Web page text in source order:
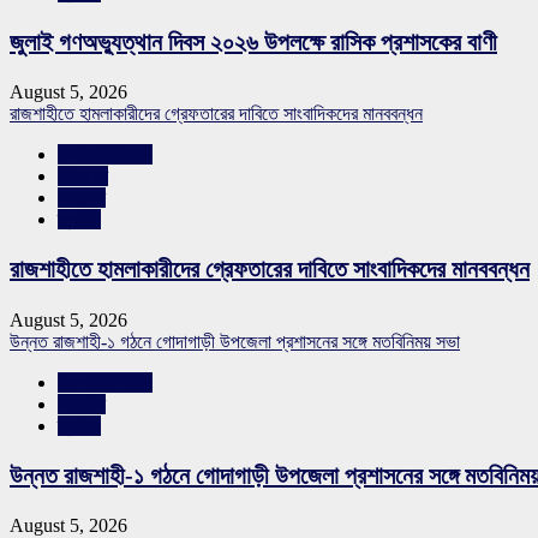
জুলাই গণঅভ্যুত্থান দিবস ২০২৬ উপলক্ষে রাসিক প্রশাসকের বাণী
August 5, 2026
রাজশাহীতে হামলাকারীদের গ্রেফতারের দাবিতে সাংবাদিকদের মানববন্ধন
রাজশাহীতে হামলাকারীদের গ্রেফতারের দাবিতে সাংবাদিকদের মানববন্ধন
August 5, 2026
উন্নত রাজশাহী-১ গঠনে গোদাগাড়ী উপজেলা প্রশাসনের সঙ্গে মতবিনিময় সভা
উন্নত রাজশাহী-১ গঠনে গোদাগাড়ী উপজেলা প্রশাসনের সঙ্গে
August 5, 2026